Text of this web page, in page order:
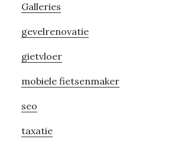
Galleries
gevelrenovatie
gietvloer
mobiele fietsenmaker
seo
taxatie